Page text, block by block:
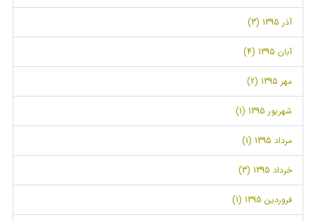
آذر 1395 (3)
آبان 1395 (4)
مهر 1395 (2)
شهریور 1395 (1)
مرداد 1395 (1)
خرداد 1395 (3)
فروردین 1395 (1)